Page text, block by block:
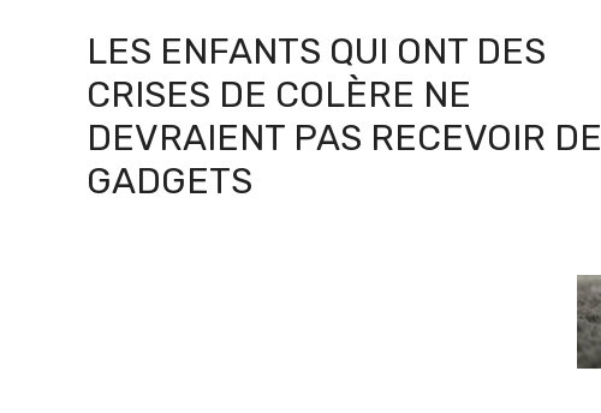
LES ENFANTS QUI ONT DES
CRISES DE COLÈRE NE
DEVRAIENT PAS RECEVOIR DE
GADGETS